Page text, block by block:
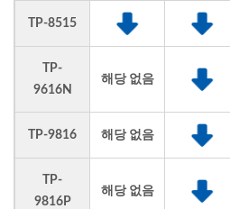
TP-8515
TP-
9616N
해당 없음
TP-9816 해당 없음
TP-
9816P
해당 없음